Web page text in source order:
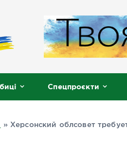
Спецпроєкти
» Херсонский облсовет